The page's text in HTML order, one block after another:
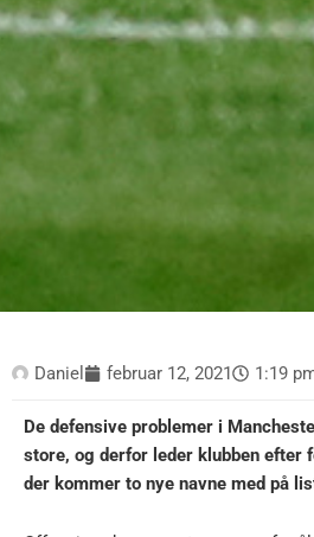
Daniel februar 12, 2021 1:19
De defensive problemer i
store, og derfor leder klubben efter
der kommer to nye navne med på